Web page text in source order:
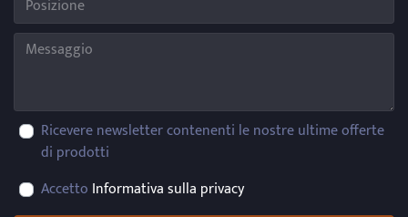
Ricevere newsletter contenenti le nostre ultime offerte
di prodotti
Accetto Informativa sulla privacy